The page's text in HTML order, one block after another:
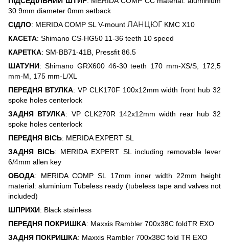
30.9mm diameter 0mm setback
СІДЛО: MERIDA COMP SL V-mount ЛАНЦЮГ KMC X10
КАСЕТА: Shimano CS-HG50 11-36 teeth 10 speed
КАРЕТКА: SM-BB71-41B, Pressfit 86.5
ШАТУНИ: Shimano GRX600 46-30 teeth 170 mm-XS/S, 172,5
mm-M, 175 mm-L/XL
ПЕРЕДНЯ ВТУЛКА: VP CLK170F 100x12mm width front hub 32
spoke holes centerlock
ЗАДНЯ ВТУЛКА: VP CLK270R 142x12mm width rear hub 32
spoke holes centerlock
ПЕРЕДНЯ ВІСЬ: MERIDA EXPERT SL
ЗАДНЯ ВІСЬ: MERIDA EXPERT SL including removable lever
6/4mm allen key
ОБОДА: MERIDA COMP SL 17mm inner width 22mm height
material: aluminium Tubeless ready (tubeless tape and valves not
included)
ШПРИХИ: Black stainless
ПЕРЕДНЯ ПОКРИШКА: Maxxis Rambler 700x38C foldTR EXO
ЗАДНЯ ПОКРИШКА: Maxxis Rambler 700x38C fold TR EXO